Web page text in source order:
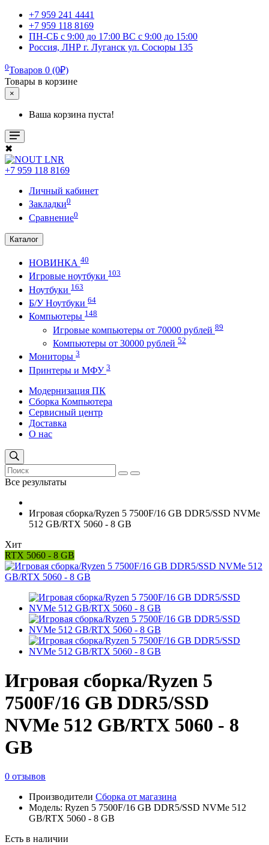
+7 959 241 4441
+7 959 118 8169
ПН-СБ с 9:00 до 17:00 ВС с 9:00 до 15:00
Россия, ЛНР г. Луганск ул. Сосюры 135
0Товаров 0 (0₽)
Товары в корзине
×
Ваша корзина пуста!
✖
+7 959 118 8169
Личный кабинет
Закладки0
Сравнение0
Каталог
НОВИНКА 40
Игровые ноутбуки 103
Ноутбуки 163
Б/У Ноутбуки 64
Компьютеры 148
Игровые компьютеры от 70000 рублей 89
Компьютеры от 30000 рублей 52
Мониторы 3
Принтеры и МФУ 3
Модернизация ПК
Сборка Компьютера
Сервисный центр
Доставка
О нас
Все результаты
Игровая сборка/Ryzen 5 7500F/16 GB DDR5/SSD NVMe
512 GB/RTX 5060 - 8 GB
Хит
RTX 5060 - 8 GB
Игровая сборка/Ryzen 5
7500F/16 GB DDR5/SSD
NVMe 512 GB/RTX 5060 - 8
GB
0 отзывов
Производители Сборка от магазина
Модель: Ryzen 5 7500F/16 GB DDR5/SSD NVMe 512
GB/RTX 5060 - 8 GB
Есть в наличии